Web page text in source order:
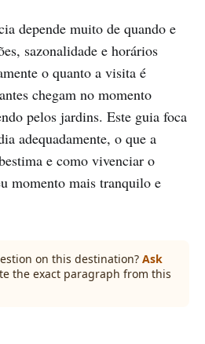
depende muito de quando e
sazonalidade e horários
o quanto a visita é
chegam no momento
pelos jardins. Este guia foca
adequadamente, o que a
e como vivenciar o
momento mais tranquilo e
on this destination? Ask
the exact paragraph from this